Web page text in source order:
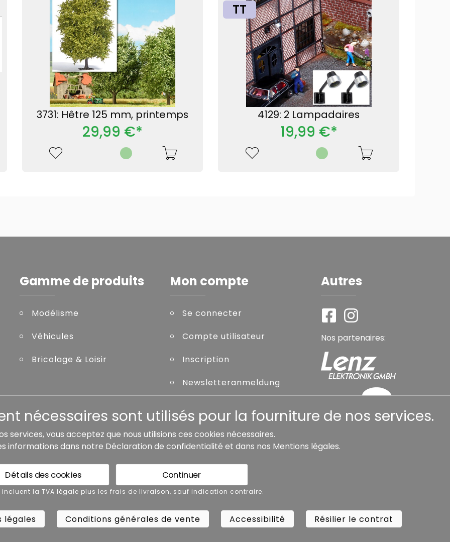
3731: Hêtre 125 mm, printemps
29,99 €*
TT
4129: 2 Lampadaires
19,99 €*
Gamme de produits
Modélisme
Véhicules
Bricolage & Loisir
Mon compte
Se connecter
Compte utilisateur
Inscription
Newsletteranmeldung
Autres
Nos partenaires:
livraison, sauf indication contraire.
légales Conditions générales de vente Accessibilité
Copyright ©Busch.
All Rights Reserved.
nécessaires sont utilisés pour la fourniture de nos services.
services, vous acceptez que nous utilisions ces cookies nécessaires.
informations dans notre Déclaration de confidentialité et dans nos Mentions légales.
Détails des cookies Continuer
incluent la TVA légale plus les frais de livraison, sauf indication contraire.
légales Conditions générales de vente Accessibilité Résilier le contrat